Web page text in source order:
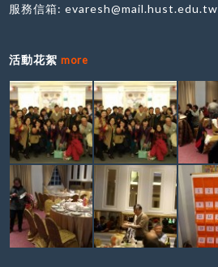
服務信箱:evaresh@mail.hust.edu.tw
活動花絮more